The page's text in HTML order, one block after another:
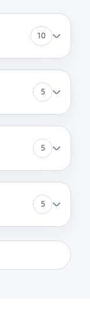
10
5
5
5